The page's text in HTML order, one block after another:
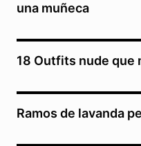
una muñeca
18 Outfits nude que
Ramos de lavanda